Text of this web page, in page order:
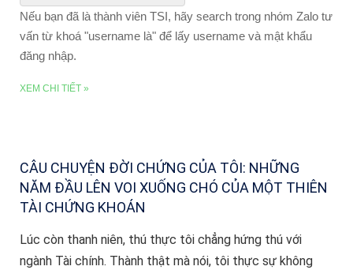
Nếu bạn đã là thành viên TSI, hãy search trong nhóm Zalo tư
vấn từ khoá "username là" để lấy username và mật khẩu
đăng nhập.
XEM CHI TIẾT »
CÂU CHUYỆN ĐỜI CHỨNG CỦA TÔI: NHỮNG
NĂM ĐẦU LÊN VOI XUỐNG CHÓ CỦA MỘT THIÊN
TÀI CHỨNG KHOÁN
Lúc còn thanh niên, thú thực tôi chẳng hứng thú với
ngành Tài chính. Thành thật mà nói, tôi thực sự không